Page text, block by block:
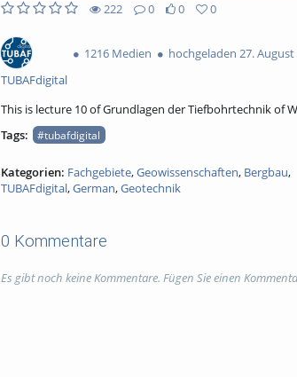
222
0
0
0
TUBAFdigital
1216 Medien hochgeladen 27. August
This is lecture 10 of Grundlagen der Tiefbohrtechnik of
Tags:
#tubafdigital
Kategorien: Fachgebiete,Geowissenschaften, Bergbau,
TUBAFdigital,German,Geotechnik
0 Kommentare
Es gibt noch keine Kommentare. Fügen Sie einen